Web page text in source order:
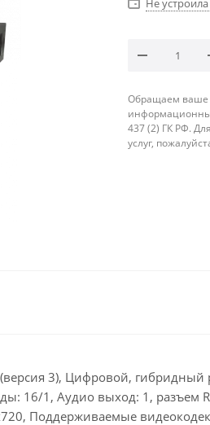
Не
Обращаем ваше
437 (2) ГК РФ.
услуг,
(версия 3), Цифровой,
16/1, Аудио выход: 1, разъем
Поддерживаемые